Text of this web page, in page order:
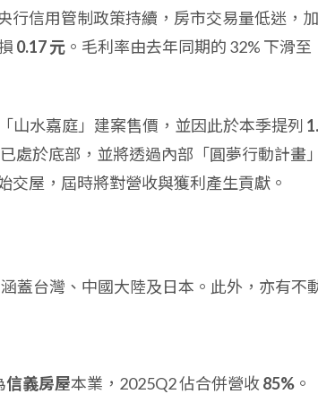
行信用管制政策持續，房市交易量低迷，
0.17 元 。毛利率由去年同期的 32% 下滑至
山水嘉庭」建案售價，並因此於本季提列
處於底部，並將透過內部「圓夢行動計畫
交屋，屆時將對營收與獲利產生貢獻。
蓋台灣、中國大陸及日本。此外，亦有不
信義房屋本業，2025Q2 佔合併營收85% 。